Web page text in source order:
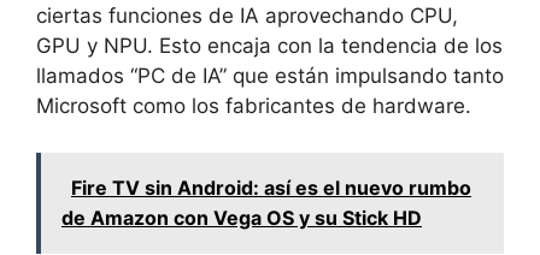
ciertas funciones de IA aprovechando CPU,
GPU y NPU. Esto encaja con la tendencia de los
llamados “PC de IA” que están impulsando tanto
Microsoft como los fabricantes de hardware.
Fire TV sin Android: así es el nuevo rumbo
de Amazon con Vega OS y su Stick HD